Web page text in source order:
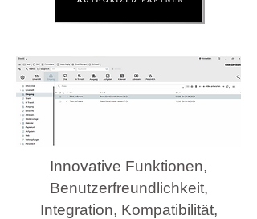
Innovative Funktionen,
Benutzerfreundlichkeit,
Integration, Kompatibilität,